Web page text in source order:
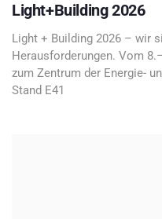
Light+Building 2026
Light + Building 2026 – wir
Herausforderungen. Vom
zum Zentrum der Energie-
Stand E41